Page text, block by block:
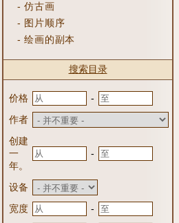
-仿古画
- 图片顺序
-绘画的副本
搜索目录
价格
-
作者
创建
一
年。
-
设备
宽度
-